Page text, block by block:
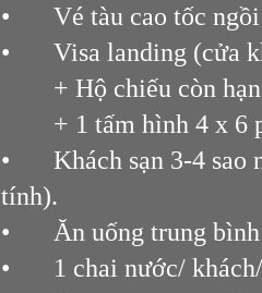
•
Vé tàu cao tốc
•
Visa landing (cửa
+ Hộ chiếu còn hạn
+ 1 tấm hình 4 x 6
•
Khách sạn 3-4
tính).
•
Ăn uống trung
•
1 chai nước/